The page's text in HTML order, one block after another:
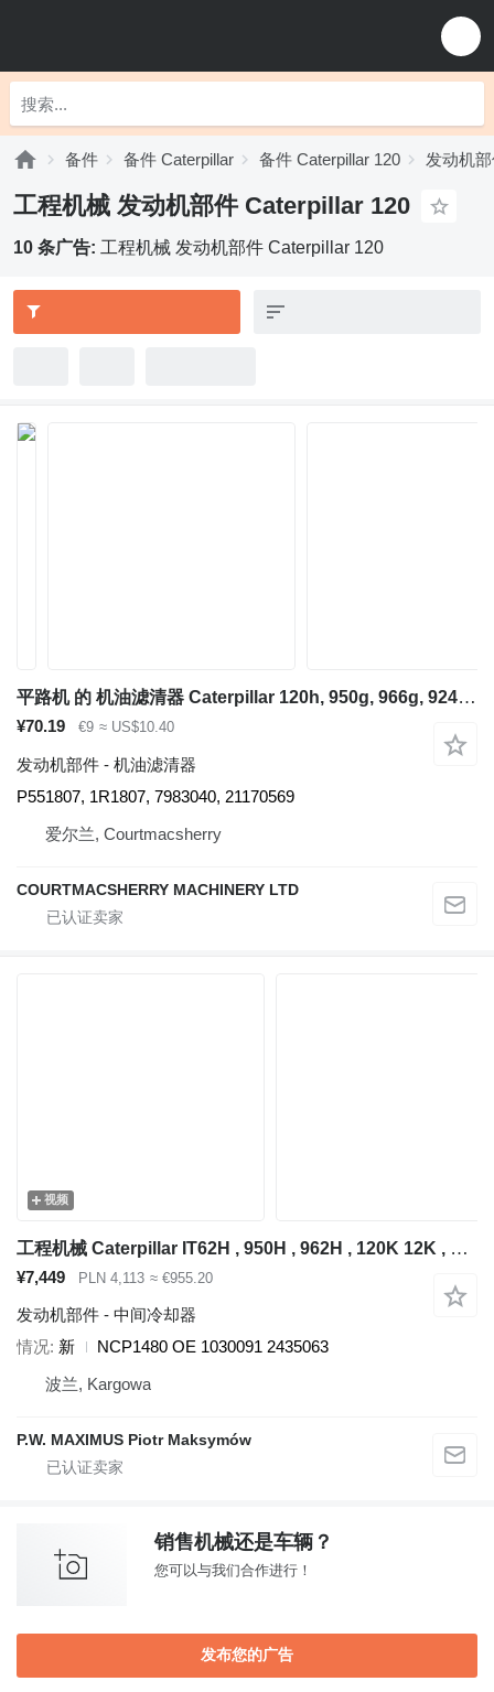
备件 备件 Caterpillar 备件 Caterpillar 120 发动机
工程机械 发动机部件 Caterpillar 120
10 条广告: 工程机械 发动机部件 Caterpillar 120
平路机 的 机油滤清器 Caterpillar 120h, 950g, 966g, 924f Volvo. Oil Filter P551807, 1r1807, 798304
¥70.19 €9 ≈ US$10.40
发动机部件 - 机油滤清器
P551807, 1R1807, 7983040, 21170569
爱尔兰, Courtmacsherry
COURTMACSHERRY MACHINERY LTD
视频
工程机械 Caterpillar IT62H , 950H , 962H , 120K 12K , 140K , 140M , 14M , 160K , 160M 的 中间冷却器 Maximus NCP1480
¥7,449 PLN 4,113 ≈ €955.20
发动机部件 - 中间冷却器
情况 新
NCP1480 OE 1030091 2435063
波兰, Kargowa
P.W. MAXIMUS Piotr Maksymów
销售机械还是车辆？
您可以与我们合作进行！
发布您的广告